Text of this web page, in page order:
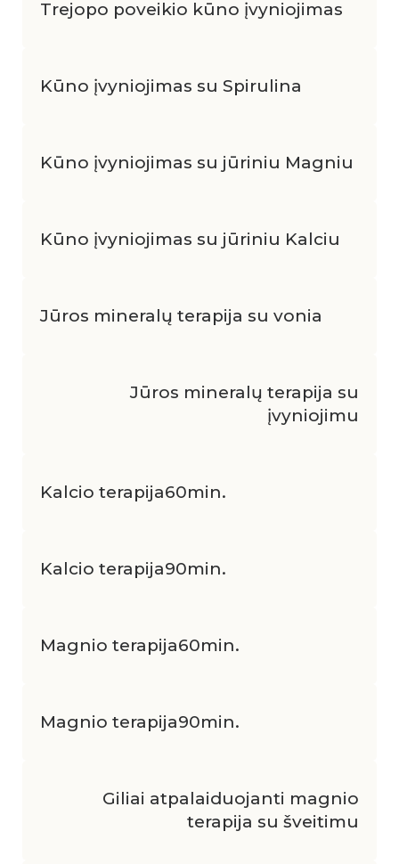
Trejopo poveikio kūno įvyniojimas
Kūno įvyniojimas su Spirulina
Kūno įvyniojimas su jūriniu Magniu
Kūno įvyniojimas su jūriniu Kalciu
Jūros mineralų terapija su vonia
Jūros mineralų terapija su
įvyniojimu
Kalcio terapija60min.
Kalcio terapija90min.
Magnio terapija60min.
Magnio terapija90min.
Giliai atpalaiduojanti magnio
terapija su šveitimu